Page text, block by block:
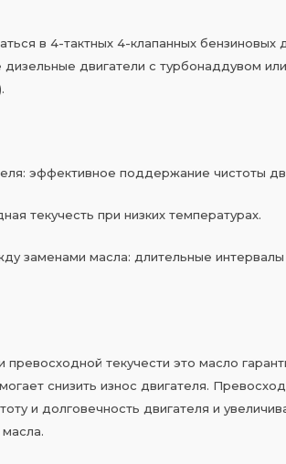
в 4-тактных 4-клапанных бензиновых
двигатели с турбонаддувом
эффективное поддержание чистоты
текучесть при низких температурах.
заменами масла: длительные
превосходной текучести это масло
снизить износ двигателя.
и долговечность двигателя и